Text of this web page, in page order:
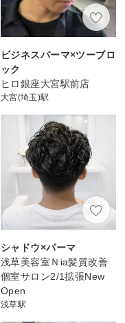
ビジネスパーマ×ツーブロ
ック
ヒロ銀座大宮駅前店
大宮(埼玉)駅
シャドウ×パーマ
浅草美容室Ｎia髪質改善
個室サロン2/1拡張New
Open
浅草駅